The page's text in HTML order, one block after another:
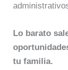
Lo barato
tu familia.